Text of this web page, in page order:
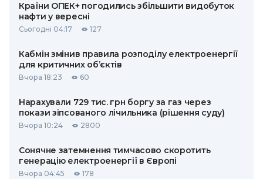
Країни ОПЕК+ погодились збільшити видобуток
нафти у вересні
Сьогодні 04:17 127
Кабмін змінив правила розподілу електроенергії
для критичних об’єктів
Вчора 18:23 60
Нарахували 729 тис. грн боргу за газ через
покази зіпсованого лічильника (рішення суду)
Вчора 10:24 2800
Сонячне затемнення тимчасово скоротить
генерацію електроенергії в Європі
Вчора 04:45 178